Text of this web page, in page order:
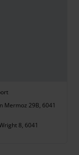
Mermoz 29B, 6041
8, 6041